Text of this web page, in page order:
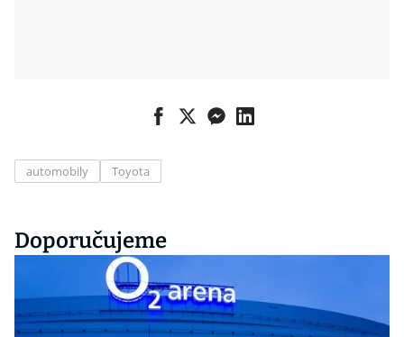
automobily Toyota
Doporučujeme